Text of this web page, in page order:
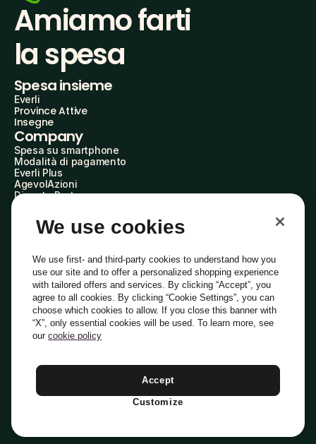
Amiamo farti
la spesa
Spesa insieme
Everli
Province Attive
Insegne
Company
Spesa su smartphone
Modalità di pagamento
Everli Plus
AgevolAzioni
Diventa Partner
Everli Shoppers
About Us
Everli News
Domande frequenti
Lavora con noi
Diventa Shopper
Investitori
PrivacyCookiePreferenze Cookie
Termini e CondizioniCodice Etico
Indirizzo PEC: everli@pec.it - indirizzo DPO: dpo@everli.com
Italiano
We use cookies
We use first- and third-party cookies to understand how you
use our site and to offer a personalized shopping experience
with tailored offers and services. By clicking “Accept”, you
agree to all cookies. By clicking “Cookie Settings”, you can
choose which cookies to allow. If you close this banner with
“X”, only essential cookies will be used. To learn more, see
our cookie policy
Accept
Customize